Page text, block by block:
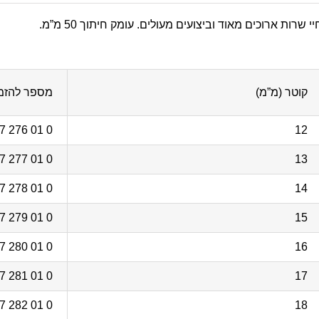
שרות ארוכים מאוד וביצועים מעולים. עומק חיתוך 50 מ”מ.
קוטר (מ”מ) מספר
12
0 01 276 27 31 6
13
0 01 277 27 31 6
14
0 01 278 27 31 6
15
0 01 279 27 31 6
16
0 01 280 27 31 6
17
0 01 281 27 31 6
18
0 01 282 27 31 6